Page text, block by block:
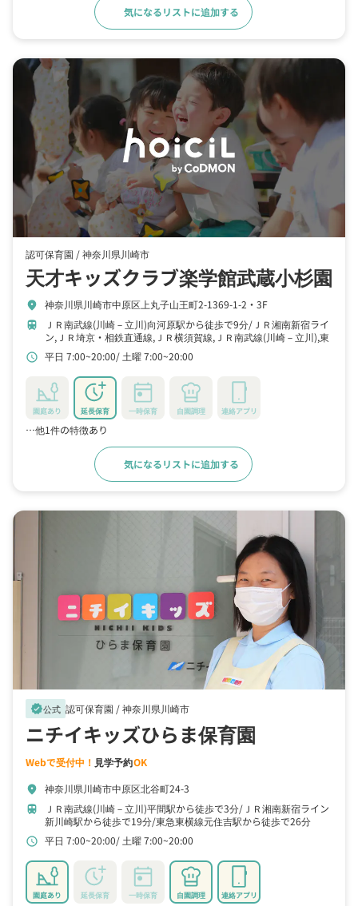
気になるリストに追加する
認可保育園 /神奈川県川崎市
天才キッズクラブ楽学館武蔵小杉園
location_on 神奈川県川崎市中原区上丸子山王町2-1369-1-2・3F
train ＪＲ南武線(川崎－立川)向河原駅から徒歩で9分
ＪＲ湘南新宿ライ
ン,ＪＲ埼京・相鉄直通線,ＪＲ横須賀線,ＪＲ南武線(川崎－立川),東
急東横線,東急目武蔵小杉駅から徒歩で12分
線新丸子駅から徒歩で11分
schedule 平日 7:00~20:00 土曜 7:00~20:00
園庭あり 延長保育 一時保育 自園調理 連絡アプリ
…他1件の特徴あり
気になるリストに追加する
verified公式 認可保育園 /神奈川県川崎市
ニチイキッズひらま保育園
Webで受付中！ 見学予約OK
location_on 神奈川県川崎市中原区北谷町24-3
train ＪＲ南武線(川崎－立川)平間駅から徒歩で3分
ＪＲ湘南新宿ライン
新川崎駅から徒歩で19分 東急東横線元住吉駅から徒歩で26分
schedule 平日 7:00~20:00 土曜 7:00~20:00
園庭あり 延長保育 一時保育 自園調理 連絡アプリ